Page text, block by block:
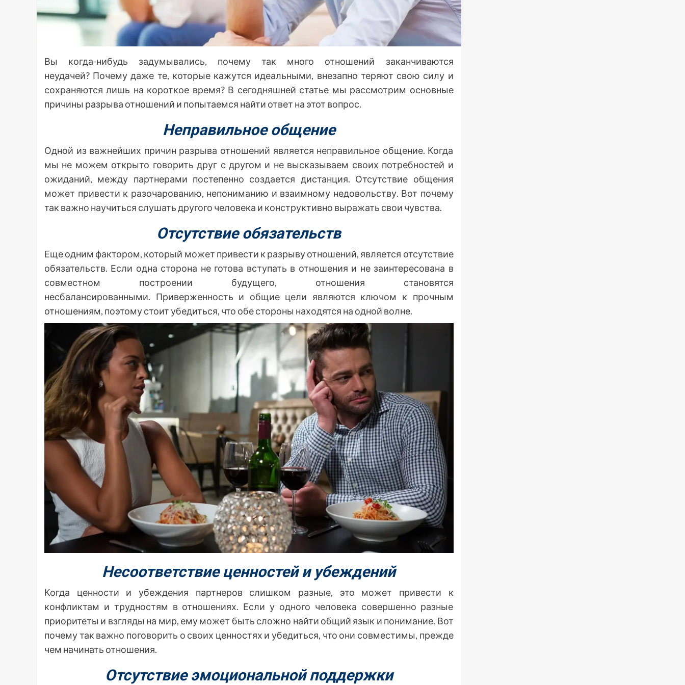
Вы когда-нибудь задумывались, почему так много отношений заканчиваются
неудачей? Почему даже те, которые кажутся идеальными, внезапно теряют свою силу и
сохраняются лишь на короткое время? В сегодняшней статье мы рассмотрим основные
причины разрыва отношений и попытаемся найти ответ на этот вопрос.
Неправильное общение
Одной из важнейших причин разрыва отношений является неправильное общение. Когда
мы не можем открыто говорить друг с другом и не высказываем своих потребностей и
ожиданий, между партнерами постепенно создается дистанция. Отсутствие общения
может привести к разочарованию, непониманию и взаимному недовольству. Вот почему
так важно научиться слушать другого человека и конструктивно выражать свои чувства.
Отсутствие обязательств
Еще одним фактором, который может привести к разрыву отношений, является отсутствие
обязательств. Если одна сторона не готова вступать в отношения и не заинтересована в
совместном построении будущего, отношения становятся
несбалансированными. Приверженность и общие цели являются ключом к прочным
отношениям, поэтому стоит убедиться, что обе стороны находятся на одной волне.
Несоответствие ценностей и убеждений
Когда ценности и убеждения партнеров слишком разные, это может привести к
конфликтам и трудностям в отношениях. Если у одного человека совершенно разные
приоритеты и взгляды на мир, ему может быть сложно найти общий язык и понимание. Вот
почему так важно поговорить о своих ценностях и убедиться, что они совместимы, прежде
чем начинать отношения.
Отсутствие эмоциональной поддержки